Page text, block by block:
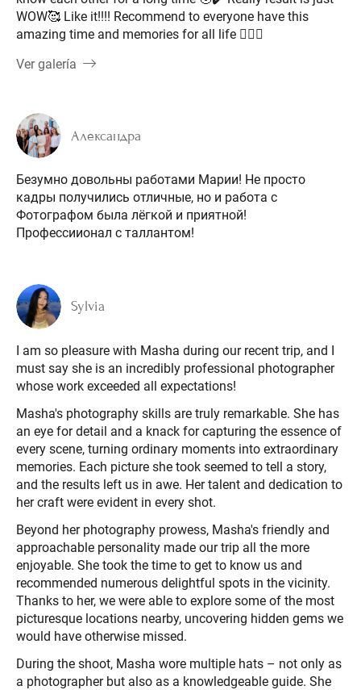
WOW🥰 Like it!!!! Recommend to everyone have this
amazing time and memories for all life 👍🏼😍
Ver galería
Александра
Безумно довольны работами Марии! Не просто
кадры получились отличные, но и работа с
Фотографом была лёгкой и приятной!
Профессиионал с таллантом!
Sylvia
I am so pleasure with Masha during our recent trip, and I
must say she is an incredibly professional photographer
whose work exceeded all expectations!
Masha's photography skills are truly remarkable. She has
an eye for detail and a knack for capturing the essence of
every scene, turning ordinary moments into extraordinary
memories. Each picture she took seemed to tell a story,
and the results left us in awe. Her talent and dedication to
her craft were evident in every shot.
Beyond her photography prowess, Masha's friendly and
approachable personality made our trip all the more
enjoyable. She took the time to get to know us and
recommended numerous delightful spots in the vicinity.
Thanks to her, we were able to explore some of the most
picturesque locations nearby, uncovering hidden gems we
would have otherwise missed.
During the shoot, Masha wore multiple hats – not only as
a photographer but also as a knowledgeable guide. She